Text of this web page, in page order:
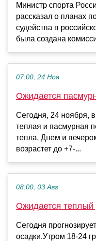
Министр спорта
рассказал о планах
судейства в
была создана
07:00, 24 Ноя
Ожидается
Сегодня, 24 ноября,
теплая и пасмурная
тепла. Днем и
возрастет до +7-...
08:00, 03 Авг
Ожидается
Сегодня
осадки.Утром 18-24